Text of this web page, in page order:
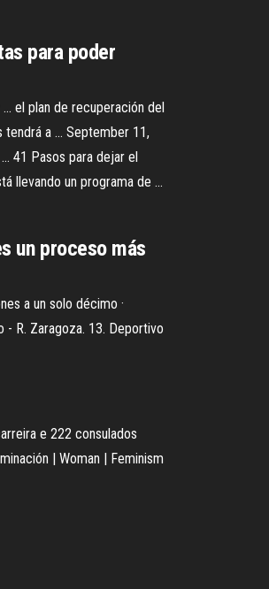
para poder
el plan de recuperación del
a ... September 11,
41 Pasos para dejar el
llevando un programa de ...
un proceso más
a un solo décimo ·
- R. Zaragoza. 13. Deportivo
e 222 consulados
| Woman | Feminism